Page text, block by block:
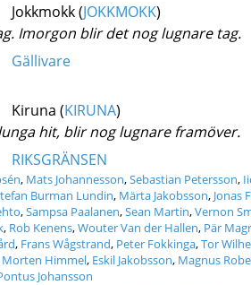
Jokkmokk (JOKKMOKK)
Imorgon blir det nog lugnare tag.
Gällivare
Kiruna (KIRUNA)
hit, blir nog lugnare framöver.
RIKSGRÄNSEN
, Mats Johannesson,Sebastian Petersson,
Burman Lundin, Märta Jakobsson, Jonas
,Sampsa Paalanen,Sean Martin,Vernon
, Rob Kenens,Wouter Van der Hallen, Pär
, Frans Wågstrand, Peter Fokkinga,Tor
Morten Himmel, Eskil Jakobsson, Magnus
Johansson